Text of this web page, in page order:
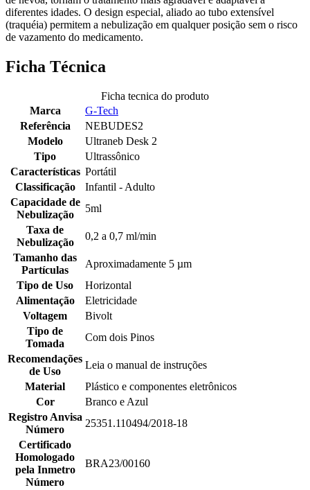
diferentes idades. O design especial, aliado ao tubo extensível
(traquéia) permitem a nebulização em qualquer posição sem o risco
de vazamento do medicamento.
Ficha Técnica
Ficha tecnica do produto
Marca
G-Tech
Referência
NEBUDES2
Modelo
Ultraneb Desk 2
Tipo
Ultrassônico
Características Portátil
Classificação
Infantil - Adulto
Capacidade de
Nebulização
5ml
Taxa de
Nebulização
0,2 a 0,7 ml/min
Tamanho das
Partículas
Aproximadamente 5 µm
Tipo de Uso
Horizontal
Alimentação
Eletricidade
Voltagem
Bivolt
Tipo de
Tomada
Com dois Pinos
Recomendações
de Uso
Leia o manual de instruções
Material
Plástico e componentes eletrônicos
Cor
Branco e Azul
Registro Anvisa
Número
25351.110494/2018-18
Certificado
Homologado
pela Inmetro
Número
BRA23/00160